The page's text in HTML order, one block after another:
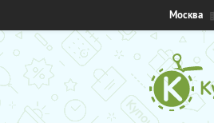
Москва